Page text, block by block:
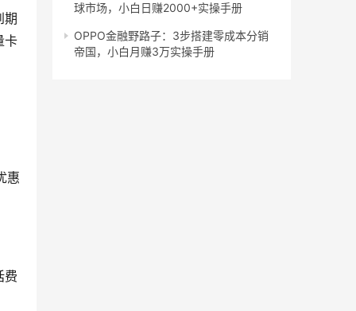
期
卡
惠
费
球市场，小白日赚2000+实操手册
OPPO金融野路子：3步搭建零成本分销
帝国，小白月赚3万实操手册